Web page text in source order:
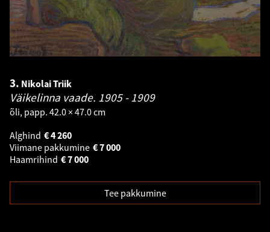
3. Nikolai Triik
Väikelinna vaade. 1905 - 1909
õli, papp. 42.0 × 47.0 cm
Alghind
4 260
€
Viimane pakkumine
7 000
€
Haamrihind
7 000
€
Tee pakkumine